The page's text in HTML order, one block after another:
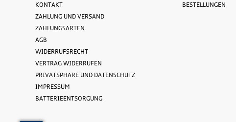
KONTAKT
ZAHLUNG UND VERSAND
ZAHLUNGSARTEN
AGB
WIDERRUFSRECHT
VERTRAG WIDERRUFEN
PRIVATSPHÄRE UND DATENSCHUTZ
IMPRESSUM
BATTERIEENTSORGUNG
BESTELLUNGEN